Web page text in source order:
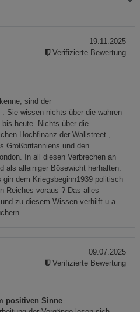
sind der
Sie wissen nichts über die wahren
heute. Nichts über die
Hochfinanz der Wallstreet ,
Großbritanniens und den
In all diesen Verbrechen an
als alleiniger Bösewicht herhalten.
dem Kriegsbeginn1939 politisch
Reiches voraus ? Das alles
zu diesem Wissen verhilft u.a.
19.11.2025
Verifizierte Bewertung
positiven Sinne
09.07.2025
Verifizierte Bewertung